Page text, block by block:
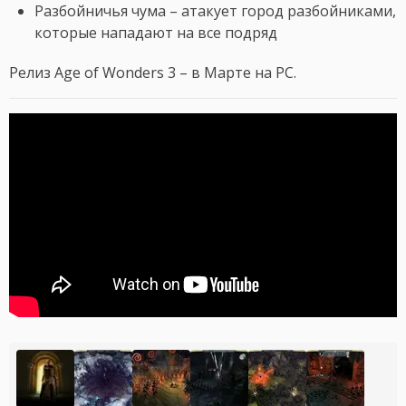
Разбойничья чума – атакует город разбойниками,
которые нападают на все подряд
Релиз Age of Wonders 3 – в Марте на PC.